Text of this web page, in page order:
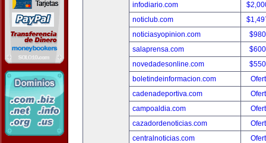
infodiario.com
noticlub.com
noticiasyopinion.com
salaprensa.com
novedadesonline.com
boletindeinformacion.com
cadenadeportiva.com
campoaldia.com
cazadordenoticias.com
centralnoticias.com